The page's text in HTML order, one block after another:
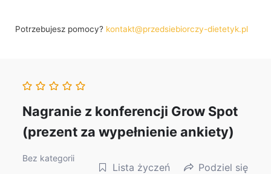
Potrzebujesz pomocy? kontakt@przedsiebiorczy-dietetyk.pl
Nagranie z konferencji Grow Spot
(prezent za wypełnienie ankiety)
Bez kategorii
Lista życzeń Podziel się